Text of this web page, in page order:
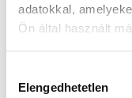
adatokkal,
Ön által használt
kiválasztása
Elengedhetetlen